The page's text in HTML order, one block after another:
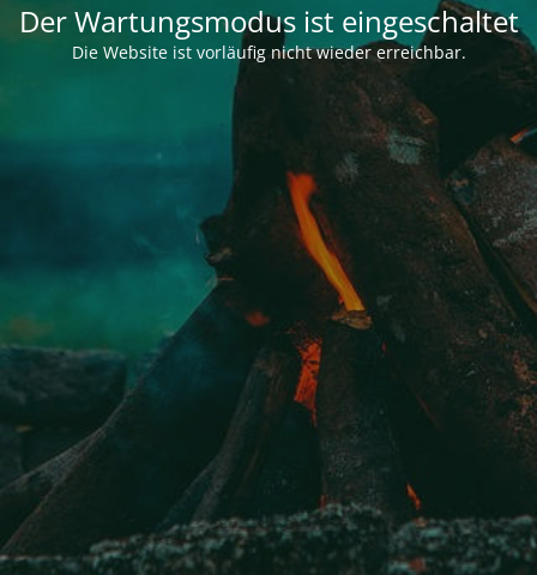
Der Wartungsmodus ist eingeschaltet
Die Website ist vorläufig nicht wieder erreichbar.